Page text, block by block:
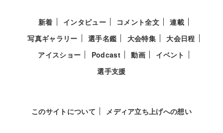
新着 インタビュー コメント全文
連載
写真ギャラリー
選手名鑑 大会特集
大会日程
アイスショー
Podcast 動画
イベント
選手支援
このサイトについて メディア立ち上げへの想い